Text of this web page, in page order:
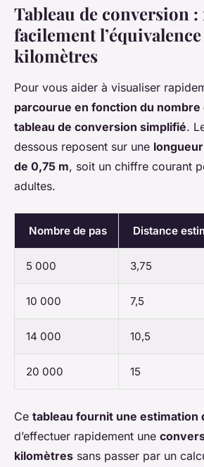
Tableau de conversion
facilement
kilomètres
Pour vous aider à visualiser
parcourue en fonction du nombre
tableau de conversion simplifié.
dessous reposent sur une
de 0,75 m, soit un chiffre courant
adultes.
Nombre de pas Distance
5 000 3,75
10 000 7,5
14 000 10,5
20 000 15
Ce tableau fournit une estimation
d’effectuer rapidement une
kilomètres sans passer par un